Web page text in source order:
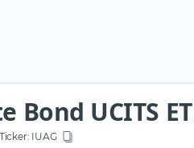
Bond UCITS
Ticker: IUAG